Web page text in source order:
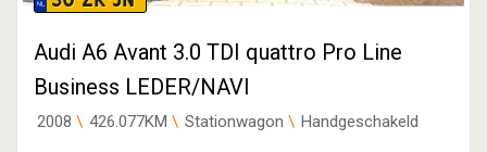
Audi A6 Avant 3.0 TDI quattro Pro Line
Business LEDER/NAVI
2008 426.077KM Stationwagon Handgeschakeld